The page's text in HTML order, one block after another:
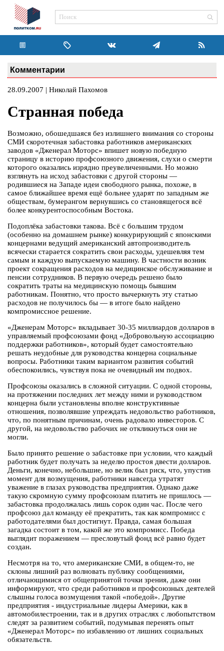
Комментарии
28.09.2007 | Николай Пахомов
Странная победа
Возможно, обошедшаяся без излишнего внимания со стороны
СМИ скоротечная забастовка работников американских
заводов «Дженерал Моторс» впишет новую победную
страницу в историю профсоюзного движения, слухи о смерти
которого оказались изрядно преувеличенными. Но можно
взглянуть на исход забастовки с другой стороны —
родившиеся на Западе идеи свободного рынка, похоже, в
самое ближайшее время ещё больнее ударят по западным же
обществам, бумерангом вернувшись со становящегося всё
более конкурентоспособным Востока.
Подоплёка забастовки такова. Всё с большим трудом
(особенно на домашнем рынке) конкурирующий с японскими
концернами ведущий американский автопроизводитель
всячески старается сократить свои расходы, удешевляя тем
самым и каждую выпускаемую машину. В частности возник
проект сокращения расходов на медицинское обслуживание и
пенсии сотрудников. В первую очередь решено было
сократить траты на медицинскую помощь бывшим
работникам. Понятно, что просто вычеркнуть эту статью
расходов не получилось бы — в итоге было найдено
компромиссное решение.
«Дженерам Моторс» вкладывает 30-35 миллиардов долларов в
управляемый профсоюзами фонд «Добровольную ассоциацию
поддержки работников», который будет самостоятельно
решать неудобные для руководства концерна социальные
вопросы. Работники таким вариантом развития событий
обеспокоились, чувствуя пока не очевидный им подвох.
Профсоюзы оказались в сложной ситуации. С одной стороны,
на протяжении последних лет между ними и руководством
концерна были установлены вполне конструктивные
отношения, позволявшие упреждать недовольство работников,
что, по понятным причинам, очень радовало инвесторов. С
другой, на недовольство рабочих не откликнуться они не
могли.
Было принято решение о забастовке при условии, что каждый
работник будет получать за неделю простоя двести долларов.
Деньги, конечно, небольшие, но велик был риск, что, упустив
момент для возмущения, работники навсегда утратят
уважение в глазах руководства предприятия. Однако даже
такую скромную сумму профсоюзам платить не пришлось —
забастовка продолжалась лишь сорок один час. После чего
профсоюз дал команду её прекратить, так как компромисс с
работодателями был достигнут. Правда, самая большая
загадка состоит в том, какой же это компромисс. Победа
выглядит поражением — пресловутый фонд всё равно будет
создан.
Несмотря на то, что американские СМИ, в общем-то, не
склоны лишний раз волновать публику сообщениями,
отличающимися от общепринятой точки зрения, даже они
информируют, что среди работников и профсоюзных деятелей
слышны голоса возмущения такой «победой». Другие
предприятия - индустриальные лидеры Америки, как в
автомобилестроении, так и в других отраслях с любопытством
следят за развитием событий, подумывая перенять опыт
«Дженерал Моторс» по избавлению от лишних социальных
обязательств.